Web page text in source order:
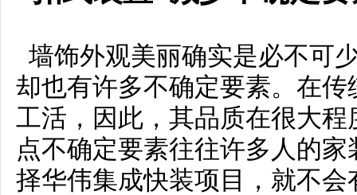
墙饰外观美丽确实是必不可
却也有许多不确定要素。在
工活，因此，其品质在很大
点不确定要素往往许多人的
择华伟集成快装项目，就不